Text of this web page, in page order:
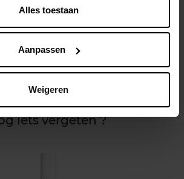
Alles toestaan
Aanpassen
Weigeren
iets vergeten ?